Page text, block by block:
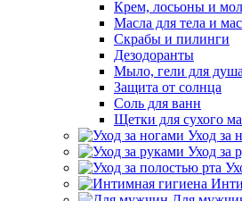
Крем, лосьоны и
Масла для тела и
Скрабы и пилинги
Дезодоранты
Мыло, гели для душа
Защита от солнца
Соль для ванн
Щетки для сухого
Уход за
Уход за